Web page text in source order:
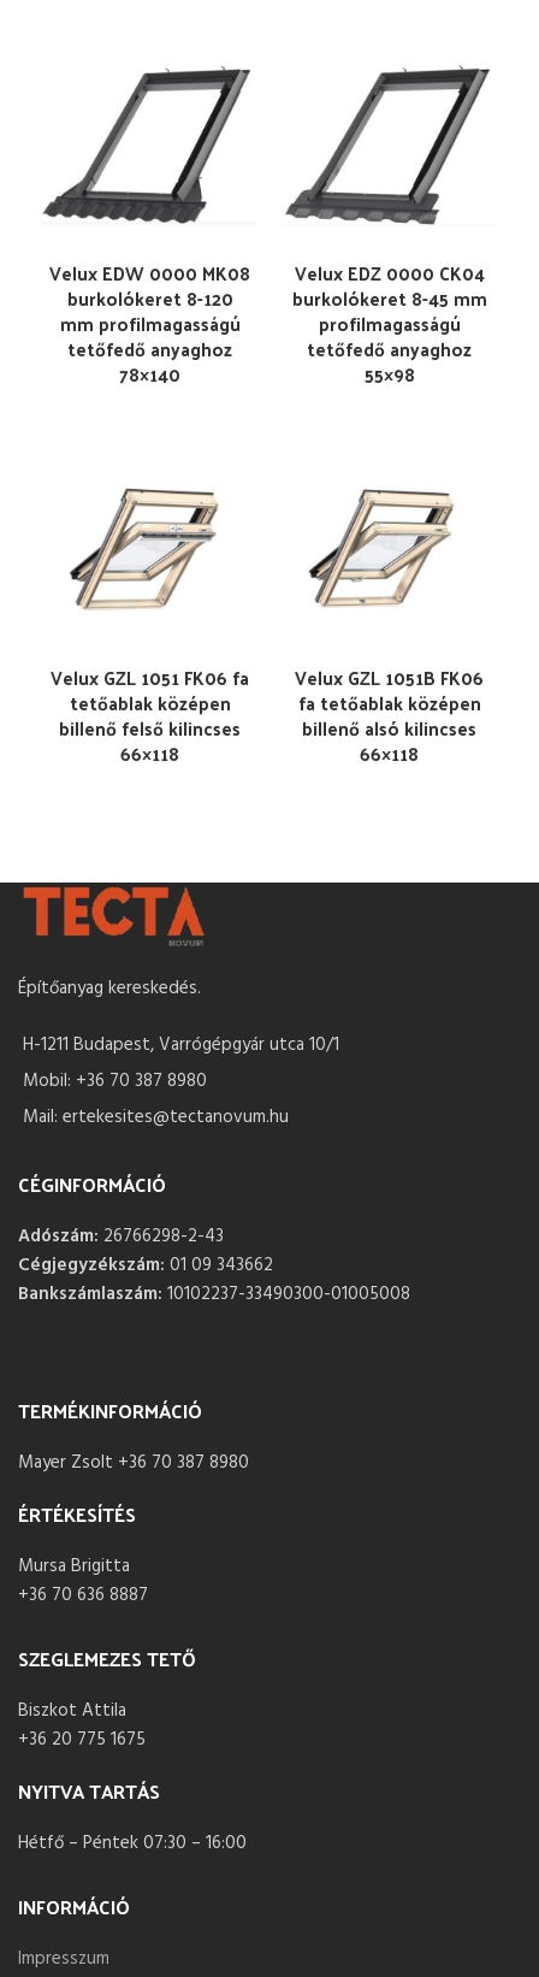
Velux EDW 0000 MK08
burkolókeret 8-120
mm profilmagasságú
tetőfedő anyaghoz
78×140
Velux EDZ 0000 CK04
burkolókeret 8-45 mm
profilmagasságú
tetőfedő anyaghoz
55×98
Velux GZL 1051 FK06 fa
tetőablak középen
billenő felső kilincses
66×118
Velux GZL 1051B FK06
fa tetőablak középen
billenő alsó kilincses
66×118
Építőanyag kereskedés.
H-1211 Budapest, Varrógépgyár utca 10/1
Mobil: +36 70 387 8980
Mail: ertekesites@tectanovum.hu
CÉGINFORMÁCIÓ
Adószám: 26766298-2-43
Cégjegyzékszám: 01 09 343662
Bankszámlaszám: 10102237-33490300-01005008
TERMÉKINFORMÁCIÓ
Mayer Zsolt +36 70 387 8980
ÉRTÉKESÍTÉS
Mursa Brigitta
+36 70 636 8887
SZEGLEMEZES TETŐ
Biszkot Attila
+36 20 775 1675
NYITVA TARTÁS
Hétfő – Péntek 07:30 – 16:00
INFORMÁCIÓ
Impresszum